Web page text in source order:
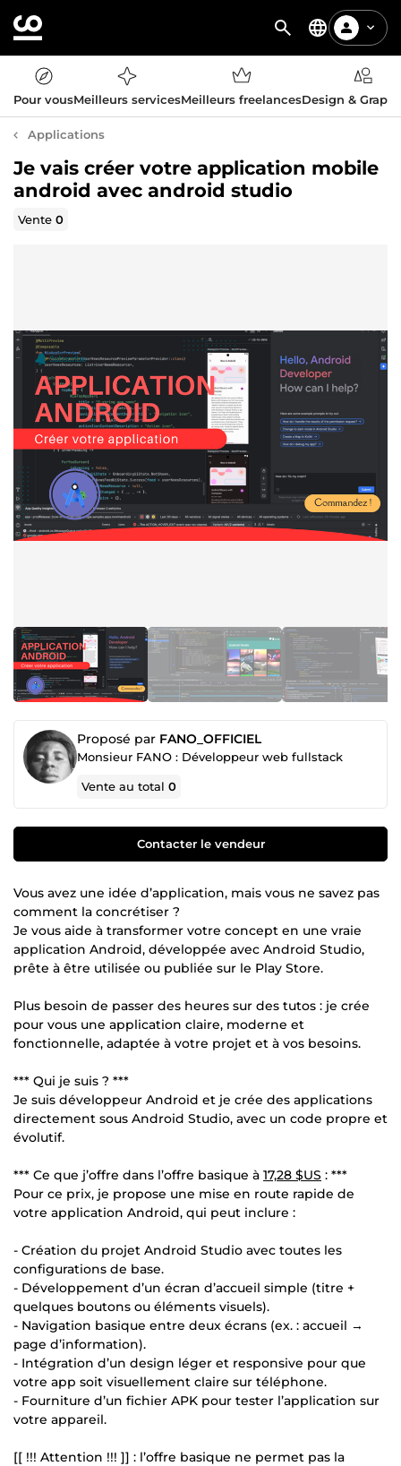
Pour vousMeilleurs servicesMeilleurs freelancesDesign &
Applications
Je vais créer votre application mobile
android avec android studio
Vente0
Proposé par FANO_OFFICIEL
Monsieur FANO : Développeur web fullstack
Vente au total0
Contacter le vendeur
Vous avez une idée d’application, mais vous ne savez pas
comment la concrétiser ?
Je vous aide à transformer votre concept en une vraie
application Android, développée avec Android Studio,
prête à être utilisée ou publiée sur le Play Store.
Plus besoin de passer des heures sur des tutos : je crée
pour vous une application claire, moderne et
fonctionnelle, adaptée à votre projet et à vos besoins.
*** Qui je suis ? ***
Je suis développeur Android et je crée des applications
directement sous Android Studio, avec un code propre et
évolutif.
*** Ce que j’offre dans l’offre basique à 17,28 $US : ***
Pour ce prix, je propose une mise en route rapide de
votre application Android, qui peut inclure :
- Création du projet Android Studio avec toutes les
configurations de base.
- Développement d’un écran d’accueil simple (titre +
quelques boutons ou éléments visuels).
- Navigation basique entre deux écrans (ex. : accueil →
page d’information).
- Intégration d’un design léger et responsive pour que
votre app soit visuellement claire sur téléphone.
- Fourniture d’un fichier APK pour tester l’application sur
votre appareil.
[[ !!! Attention !!! ]] : l’offre basique ne permet pas la